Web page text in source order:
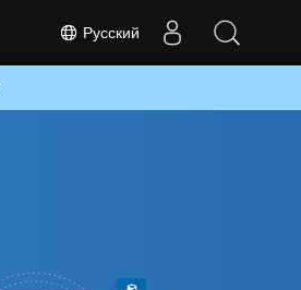
Русский